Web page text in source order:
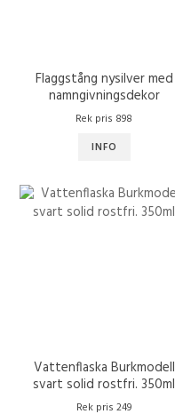
Flaggstång nysilver med
namngivningsdekor
Rek pris 898
INFO
Vattenflaska Burkmodell
svart solid rostfri. 350ml
Rek pris 249